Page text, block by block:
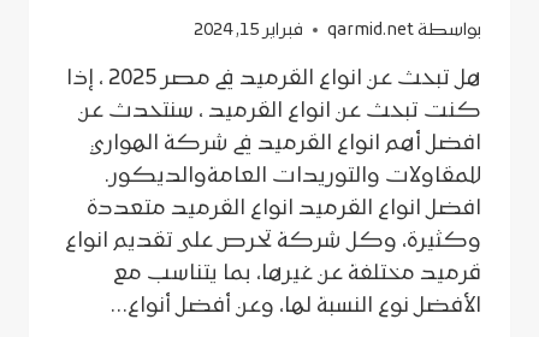
بواسطةqarmid.net فبراير 15, 2024
هل تبحث عن انواع القرميد في مصر 2025 ، إذا
كنت تبحث عن انواع القرميد ، سنتحدث عن
افضل أهم انواع القرميد في شركة الهواري
للمقاولات والتوريدات العامةوالديكور.
افضل انواع القرميد انواع القرميد متعددة
وكثيرة، وكل شركة تحرص على تقديم انواع
قرميد مختلفة عن غيرها، بما يتناسب مع
الأفضل نوع النسبة لها، وعن أفضل أنواع…